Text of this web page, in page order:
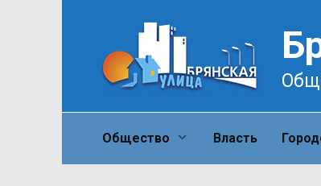
Общество Власть